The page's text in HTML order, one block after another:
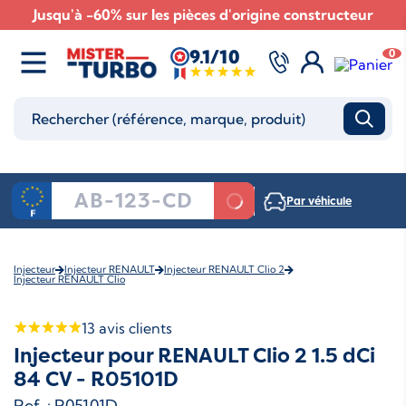
Jusqu'à -60% sur les pièces d'origine constructeur
9.1/10 0
Par véhicule
Injecteur Injecteur RENAULT Injecteur RENAULT Clio 2
Injecteur RENAULT Clio
13 avis clients
Injecteur pour RENAULT Clio 2 1.5 dCi
84 CV - R05101D